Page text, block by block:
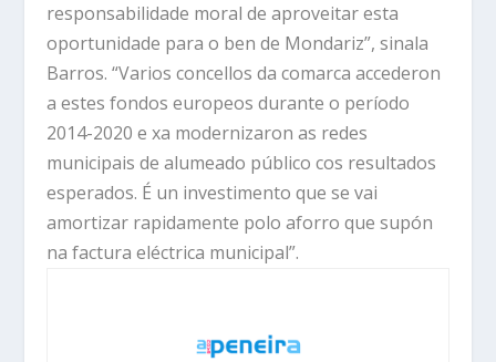
responsabilidade moral de aproveitar esta
oportunidade para o ben de Mondariz”, sinala
Barros. “Varios concellos da comarca accederon
a estes fondos europeos durante o período
2014-2020 e xa modernizaron as redes
municipais de alumeado público cos resultados
esperados. É un investimento que se vai
amortizar rapidamente polo aforro que supón
na factura eléctrica municipal”.